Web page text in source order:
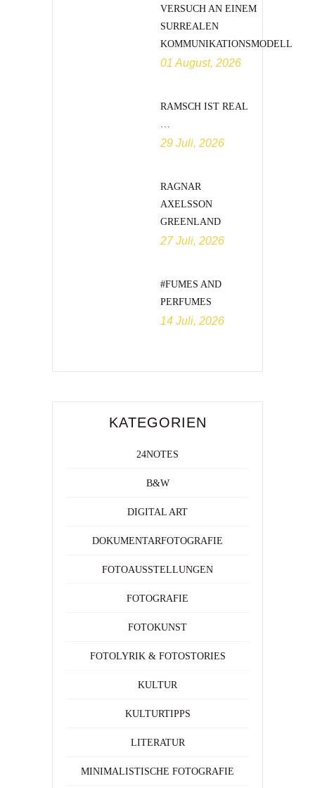
VERSUCH AN EINEM
SURREALEN
KOMMUNIKATIONSMODELL
01 August, 2026
RAMSCH IST REAL
…
29 Juli, 2026
RAGNAR
AXELSSON
GREENLAND
27 Juli, 2026
#FUMES AND
PERFUMES
14 Juli, 2026
KATEGORIEN
24NOTES
B&W
DIGITAL ART
DOKUMENTARFOTOGRAFIE
FOTOAUSSTELLUNGEN
FOTOGRAFIE
FOTOKUNST
FOTOLYRIK & FOTOSTORIES
KULTUR
KULTURTIPPS
LITERATUR
MINIMALISTISCHE FOTOGRAFIE